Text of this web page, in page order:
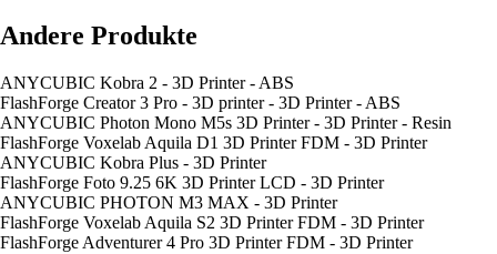
Andere Produkte
ANYCUBIC Kobra 2 - 3D Printer - ABS
FlashForge Creator 3 Pro - 3D printer - 3D Printer - ABS
ANYCUBIC Photon Mono M5s 3D Printer - 3D Printer - Resin
FlashForge Voxelab Aquila D1 3D Printer FDM - 3D Printer
ANYCUBIC Kobra Plus - 3D Printer
FlashForge Foto 9.25 6K 3D Printer LCD - 3D Printer
ANYCUBIC PHOTON M3 MAX - 3D Printer
FlashForge Voxelab Aquila S2 3D Printer FDM - 3D Printer
FlashForge Adventurer 4 Pro 3D Printer FDM - 3D Printer